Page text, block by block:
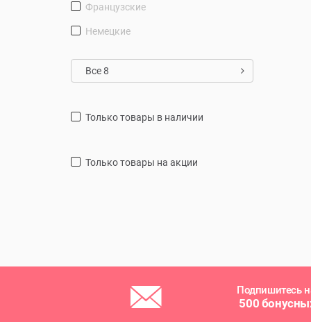
Французские
Немецкие
Все 8
только товары в наличии
только товары на акции
Подпишитесь
500